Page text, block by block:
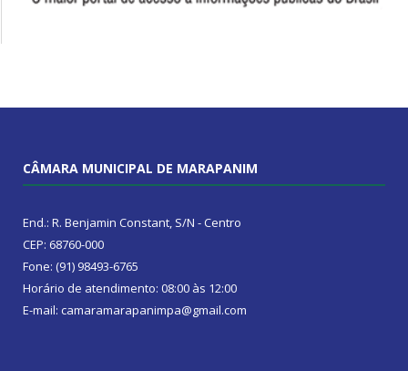
CÂMARA MUNICIPAL DE MARAPANIM
End.: R. Benjamin Constant, S/N - Centro
CEP: 68760-000
Fone: (91) 98493-6765
Horário de atendimento: 08:00 às 12:00
E-mail: camaramarapanimpa@gmail.com